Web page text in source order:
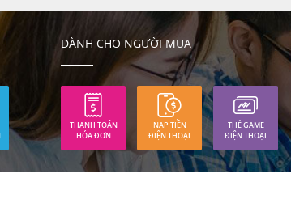
DÀNH CHO NGƯỜI MUA
THANH TOÁN
HÓA ĐƠN
NẠP TIỀN
ĐIỆN THOẠI
THẺ GAME
ĐIỆN THOẠI